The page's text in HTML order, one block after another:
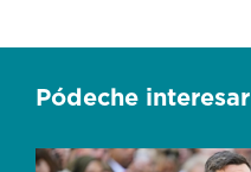
Pódeche interesar